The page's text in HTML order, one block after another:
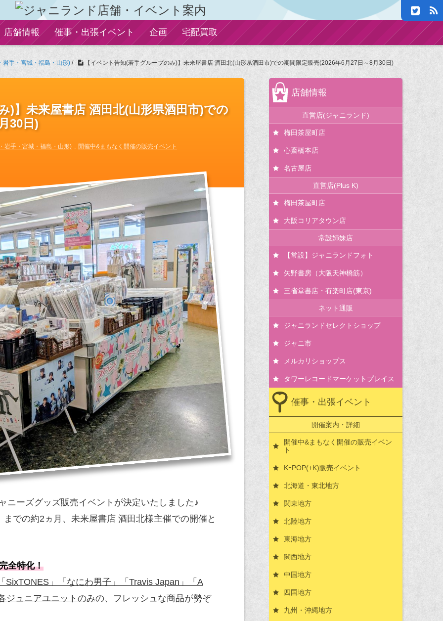
店舗情報 催事・出張イベント 企画 宅配買取
岩手・宮城・福島・山形) / 【イベント告知(若手グループのみ)】未来屋書店 酒田北(山形県酒田市)での期間限定販売(2026年6月27日～8月30日)
)】未来屋書店 酒田北(山形県酒田市)での
30日)
岩手・宮城・福島・山形) 開催中&まもなく開催の販売イベント
ニーズグッズ販売イベントが決定いたしました♪
での約2ヵ月、未来屋書店 酒田北様主催での開催と
全特化！
SixTONES」「なにわ男子」「Travis Japan」「A
ジュニアユニットのみの、フレッシュな商品が勢ぞ
店舗情報
直営店(ジャニランド)
梅田茶屋町店
心斎橋本店
名古屋店
直営店(Plus K)
梅田茶屋町店
大阪コリアタウン店
常設姉妹店
【常設】ジャニランドフォト
矢野書房（大阪天神橋筋）
三省堂書店・有楽町店(東京)
ネット通販
ジャニランドセレクトショップ
ジャニ市
メルカリショップス
タワーレコードマーケットプレイス
催事・出張イベント
開催案内・詳細
開催中&まもなく開催の販売イベン
ト
KｰPOP(+K)販売イベント
北海道・東北地方
関東地方
北陸地方
東海地方
関西地方
中国地方
四国地方
九州・沖縄地方